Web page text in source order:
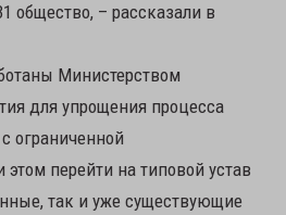
общество, – рассказали в
Министерством
для упрощения процесса
ограниченной
перейти на типовой устав
так и уже существующие